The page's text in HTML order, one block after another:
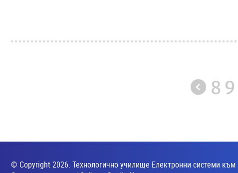
89
© Copyright 2026. Технологично училище Електронни системи към